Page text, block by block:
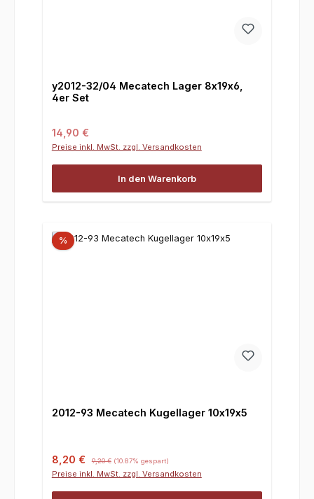
y2012-32/04 Mecatech Lager 8x19x6,
4er Set
Regulärer Preis:
14,90 €
Preise inkl. MwSt. zzgl. Versandkosten
In den Warenkorb
%
2012-93 Mecatech Kugellager 10x19x5
Verkaufspreis:
8,20 € Regulärer Preis:
9,20 € (10.87% gespart)
Preise inkl. MwSt. zzgl. Versandkosten